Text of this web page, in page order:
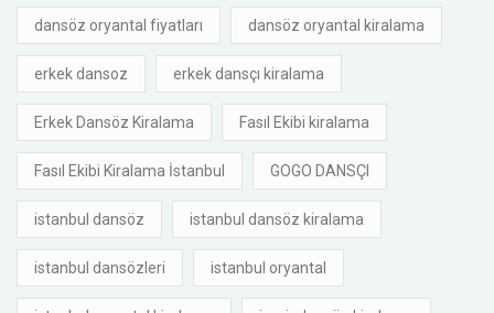
dansöz oryantal fiyatları dansöz oryantal kiralama
erkek dansoz erkek dansçı kiralama
Erkek Dansöz Kiralama Fasıl Ekibi kiralama
Fasıl Ekibi Kiralama İstanbul GOGO DANSÇI
istanbul dansöz istanbul dansöz kiralama
istanbul dansözleri istanbul oryantal